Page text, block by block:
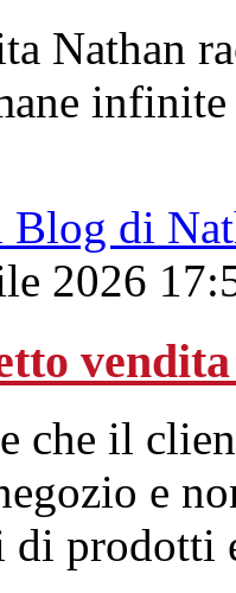
Nathan
Blog di
2026
che il
e
di